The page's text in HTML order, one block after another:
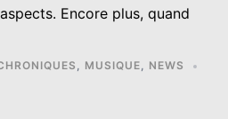
Encore plus, quand
, MUSIQUE, NEWS